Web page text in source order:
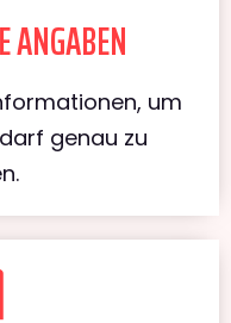
ANGABEN
um
genau zu